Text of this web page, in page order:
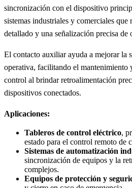
sincronización con el dispositivo
sistemas industriales y comerciales que
detallado y una señalización precisa de
El contacto auxiliar ayuda a mejorar la
operativa, facilitando el mantenimiento
control al brindar retroalimentación
dispositivos conectados.
Aplicaciones:
Tableros de control eléctrico,
estado para el control remoto de
Sistemas de automatización
sincronización de equipos y la
complejos.
Equipos de protección y